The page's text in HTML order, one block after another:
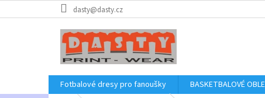
na
dasty@dasty.cz
Fotbalové dresy pro fanoušky BASKETBALOVÉ